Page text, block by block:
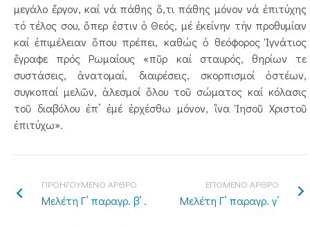
μεγάλο ἔργον, καί νά πάθης ὅ,τι πάθης μόνον νά ἐπιτύχης
τό τέλος σου, ὅπερ ἐστιν ὁ Θεός, μέ ἐκείνην τήν προθυμίαν
καί ἐπιμέλειαν ὅπου πρέπει, καθώς ὁ θεόφορος Ἰγνάτιος
ἔγραφε πρός Ρωμαίους «πῦρ καί σταυρός, θηρίων τε
συστάσεις, ἀνατομαί, διαιρέσεις, σκορπισμοί ὀστέων,
συγκοπαί μελῶν, ἀλεσμοί ὅλου τοῦ σώματος καί κόλασις
τοῦ διαβόλου ἐπ’ ἐμέ ἐρχέσθω μόνον, ἵνα Ἰησοῦ Χριστοῦ
ἐπιτύχω».
ΠΡΟΗΓΟΥΜΕΝΟ ΑΡΘΡΟ
Μελέτη Γ’ παραγρ. β’ .
ΕΠΟΜΕΝΟ ΑΡΘΡΟ
Μελέτη Γ’ παραγρ. γ’